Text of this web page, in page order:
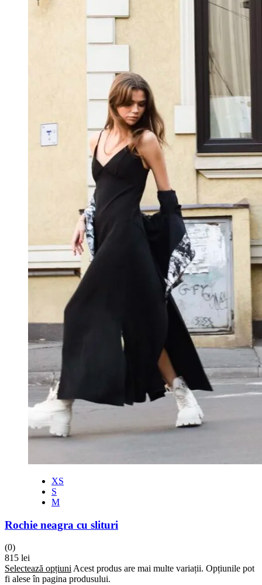
XS
S
M
Rochie neagra cu slituri
(0)
815 lei
Selectează opțiuni Acest produs are mai multe variații. Opțiunile pot
fi alese în pagina produsului.